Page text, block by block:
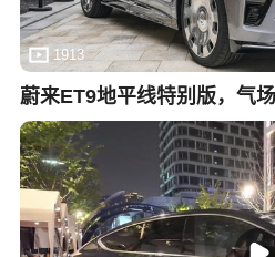
1913
蔚来ET9地平线特别版，气